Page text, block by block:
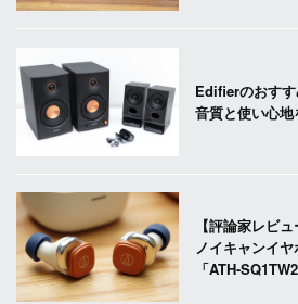
Edifierのおすす
音質と使い心
【評論家レビ
ノイキャンイ
「ATH-